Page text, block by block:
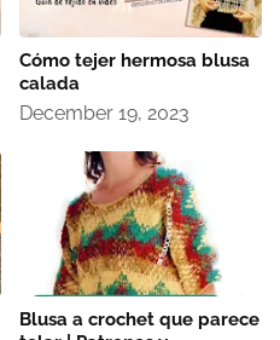
Cómo tejer hermosa blusa
calada
December 19, 2023
Blusa a crochet que parece